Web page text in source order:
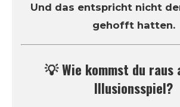
Und das entspricht nicht
gehofft hatten.
💡 Wie kommst du raus
Illusionsspiel?